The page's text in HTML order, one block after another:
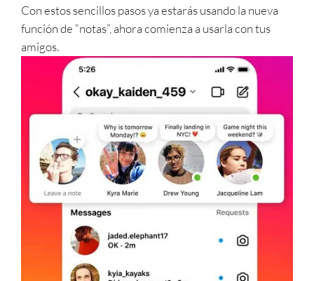
Con estos sencillos pasos ya estarás usando la nueva
función de “notas”, ahora comienza a usarla con tus
amigos.